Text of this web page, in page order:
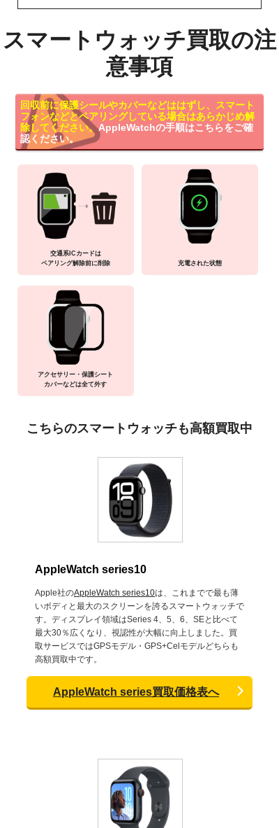
スマートウォッチ買取の注
意事項
回収前に保護シールやカバーなどははずし、スマート
フォンなどとペアリングしている場合はあらかじめ解
除してください。AppleWatchの手順はこちらをご確
認ください。
交通系ICカードは
ペアリング解除前に削除
充電された状態
アクセサリー・保護シート
カバーなどは全て外す
こちらのスマートウォッチも高額買取中
AppleWatch series10
Apple社のAppleWatch series10は、これまでで最も薄
いボディと最大のスクリーンを誇るスマートウォッチで
す。ディスプレイ領域はSeries 4、5、6、SEと比べて
最大30％広くなり、視認性が大幅に向上しました。買
取サービスではGPSモデル・GPS+Celモデルどちらも
高額買取中です。
AppleWatch series買取価格表へ